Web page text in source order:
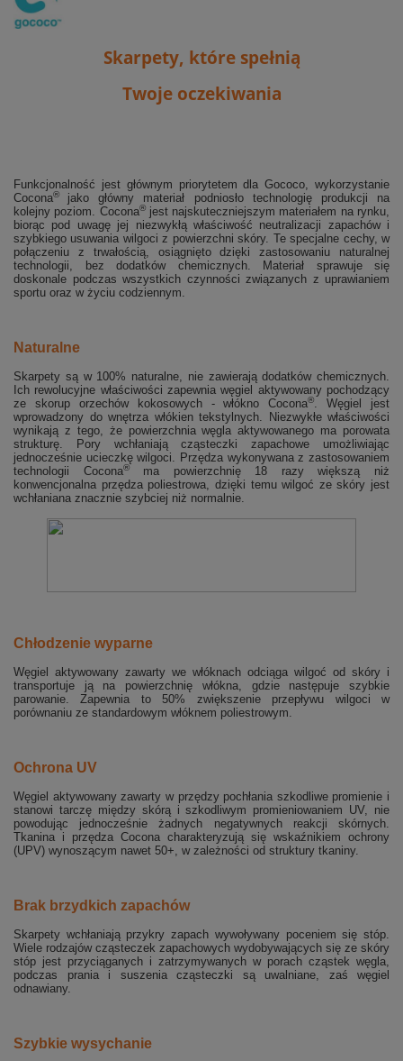
Skarpety, które spełnią
Twoje oczekiwania
Funkcjonalność jest głównym priorytetem dla Gococo, wykorzystanie
Cocona® jako główny materiał podniosło technologię produkcji na
kolejny poziom. Cocona®jest najskuteczniejszym materiałem na rynku,
biorąc pod uwagę jej niezwykłą właściwość neutralizacji zapachów i
szybkiego usuwania wilgoci z powierzchni skóry. Te specjalne cechy, w
połączeniu z trwałością, osiągnięto dzięki zastosowaniu naturalnej
technologii, bez dodatków chemicznych. Materiał sprawuje się
doskonale podczas wszystkich czynności związanych z uprawianiem
sportu oraz w życiu codziennym.
Naturalne
Skarpety są w 100% naturalne, nie zawierają dodatków chemicznych.
Ich rewolucyjne właściwości zapewnia węgiel aktywowany pochodzący
ze skorup orzechów kokosowych - włókno Cocona®
. Węgiel jest
wprowadzony do wnętrza włókien tekstylnych. Niezwykłe właściwości
wynikają z tego, że powierzchnia węgla aktywowanego ma porowata
strukturę. Pory wchłaniają cząsteczki zapachowe umożliwiając
jednocześnie ucieczkę wilgoci. Przędza wykonywana z zastosowaniem
technologii Cocona®ma powierzchnię 18 razy większą niż
konwencjonalna przędza poliestrowa, dzięki temu wilgoć ze skóry jest
wchłaniana znacznie szybciej niż normalnie.
Chłodzenie wyparne
Węgiel aktywowany zawarty we włóknach odciąga wilgoć od skóry i
transportuje ją na powierzchnię włókna, gdzie następuje szybkie
parowanie. Zapewnia to 50% zwiększenie przepływu wilgoci w
porównaniu ze standardowym włóknem poliestrowym.
Ochrona UV
Węgiel aktywowany zawarty w przędzy pochłania szkodliwe promienie i
stanowi tarczę między skórą i szkodliwym promieniowaniem UV, nie
powodując jednocześnie żadnych negatywnych reakcji skórnych.
Tkanina i przędza Cocona charakteryzują się wskaźnikiem ochrony
(UPV) wynoszącym nawet 50+, w zależności od struktury tkaniny.
Brak brzydkich zapachów
Skarpety wchłaniają przykry zapach wywoływany poceniem się stóp.
Wiele rodzajów cząsteczek zapachowych wydobywających się ze skóry
stóp jest przyciąganych i zatrzymywanych w porach cząstek węgla,
podczas prania i suszenia cząsteczki są uwalniane, zaś węgiel
odnawiany.
Szybkie wysychanie